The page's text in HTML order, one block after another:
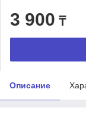
3 900 ₸
Описание